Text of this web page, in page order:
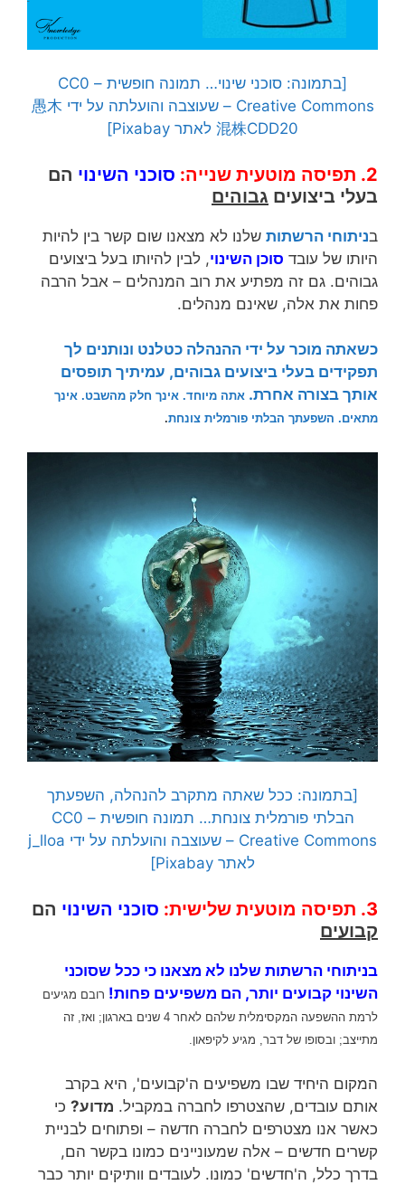
[בתמונה: סוכני שינוי… תמונה חופשית – CC0
Creative Commons – שעוצבה והועלתה על ידי 愚木
混株CDD20 לאתר Pixabay]
2. תפיסה מוטעית שנייה: סוכני השינוי הם
בעלי ביצועים גבוהים
בניתוחי הרשתות שלנו לא מצאנו שום קשר בין להיות
היותו של עובד סוכן השינוי, לבין להיותו בעל ביצועים
גבוהים. גם זה מפתיע את רוב המנהלים – אבל הרבה
פחות את אלה, שאינם מנהלים.
כשאתה מוכר על ידי ההנהלה כטלנט ונותנים לך
תפקידים בעלי ביצועים גבוהים, עמיתיך תופסים
אותך בצורה אחרת. אתה מיוחד. אינך חלק מהשבט. אינך
מתאים. השפעתך הבלתי פורמלית צונחת.
[בתמונה: ככל שאתה מתקרב להנהלה, השפעתך
הבלתי פורמלית צונחת… תמונה חופשית – CC0
Creative Commons – שעוצבה והועלתה על ידי j_lloa
לאתר Pixabay]
3. תפיסה מוטעית שלישית: סוכני השינוי הם
קבועים
בניתוחי הרשתות שלנו לא מצאנו כי ככל שסוכני
השינוי קבועים יותר, הם משפיעים פחות! רובם מגיעים
לרמת ההשפעה המקסימלית שלהם לאחר 4 שנים בארגון; ואז, זה
מתייצב; ובסופו של דבר, מגיע לקיפאון.
המקום היחיד שבו משפיעים ה'קבועים', היא בקרב
אותם עובדים, שהצטרפו לחברה במקביל. מדוע? כי
כאשר אנו מצטרפים לחברה חדשה – ופתוחים לבניית
קשרים חדשים – אלה שמעוניינים כמונו בקשר הם,
בדרך כלל, ה'חדשים' כמונו. לעובדים וותיקים יותר כבר